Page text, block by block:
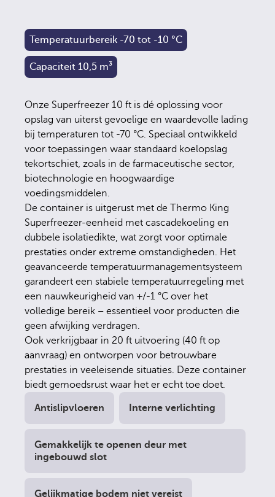
Temperatuurbereik -70 tot -10 °C
Capaciteit 10,5 m³
Onze Superfreezer 10 ft is dé oplossing voor
opslag van uiterst gevoelige en waardevolle lading
bij temperaturen tot -70 °C. Speciaal ontwikkeld
voor toepassingen waar standaard koelopslag
tekortschiet, zoals in de farmaceutische sector,
biotechnologie en hoogwaardige
voedingsmiddelen.
De container is uitgerust met de Thermo King
Superfreezer-eenheid met cascadekoeling en
dubbele isolatiedikte, wat zorgt voor optimale
prestaties onder extreme omstandigheden. Het
geavanceerde temperatuurmanagementsysteem
garandeert een stabiele temperatuurregeling met
een nauwkeurigheid van +/-1 °C over het
volledige bereik – essentieel voor producten die
geen afwijking verdragen.
Ook verkrijgbaar in 20 ft uitvoering (40 ft op
aanvraag) en ontworpen voor betrouwbare
prestaties in veeleisende situaties. Deze container
biedt gemoedsrust waar het er echt toe doet.
Antislipvloeren Interne verlichting
Gemakkelijk te openen deur met
ingebouwd slot
Gelijkmatige bodem niet vereist